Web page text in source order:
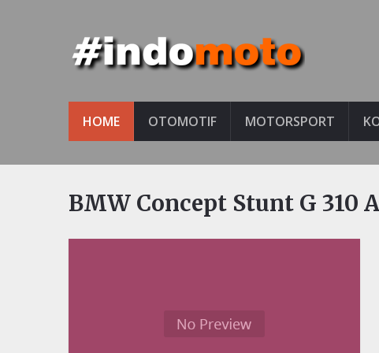
HOME OTOMOTIF MOTORSPORT
BMW Concept Stunt G 310